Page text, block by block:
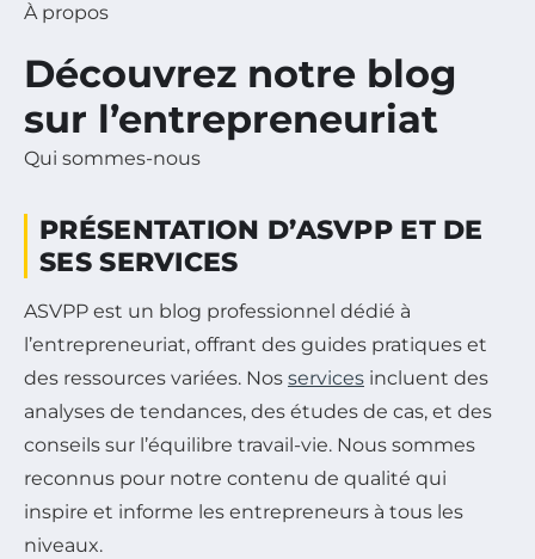
À propos
Découvrez notre blog
sur l’entrepreneuriat
Qui sommes-nous
PRÉSENTATION D’ASVPP ET DE
SES SERVICES
ASVPP est un blog professionnel dédié à
l’entrepreneuriat, offrant des guides pratiques et
des ressources variées. Nos services incluent des
analyses de tendances, des études de cas, et des
conseils sur l’équilibre travail-vie. Nous sommes
reconnus pour notre contenu de qualité qui
inspire et informe les entrepreneurs à tous les
niveaux.